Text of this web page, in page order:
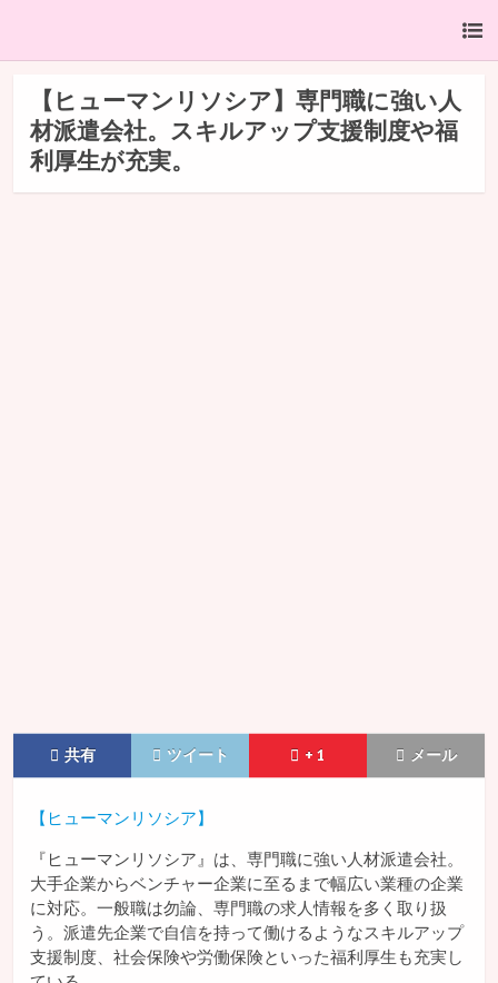
【ヒューマンリソシア】専門職に強い人
材派遣会社。スキルアップ支援制度や福
利厚生が充実。
共有 ツイート + 1 メール
【ヒューマンリソシア】
『ヒューマンリソシア』は、専門職に強い人材派遣会社。
大手企業からベンチャー企業に至るまで幅広い業種の企業
に対応。一般職は勿論、専門職の求人情報を多く取り扱
う。派遣先企業で自信を持って働けるようなスキルアップ
支援制度、社会保険や労働保険といった福利厚生も充実し